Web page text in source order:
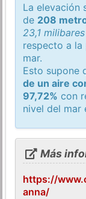
La elevación
de 208
23,1
respecto a la
mar.
Esto supone
de un aire
97,72% con
nivel del mar
Más
https://
anna/